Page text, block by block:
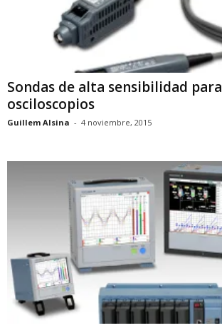
Sondas de alta sensibilidad para
osciloscopios
Guillem Alsina - 4 noviembre, 2015